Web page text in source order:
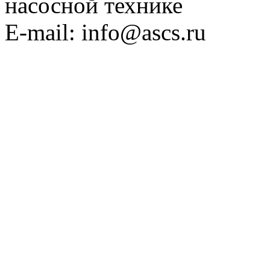
E-mail: info@ascs.ru